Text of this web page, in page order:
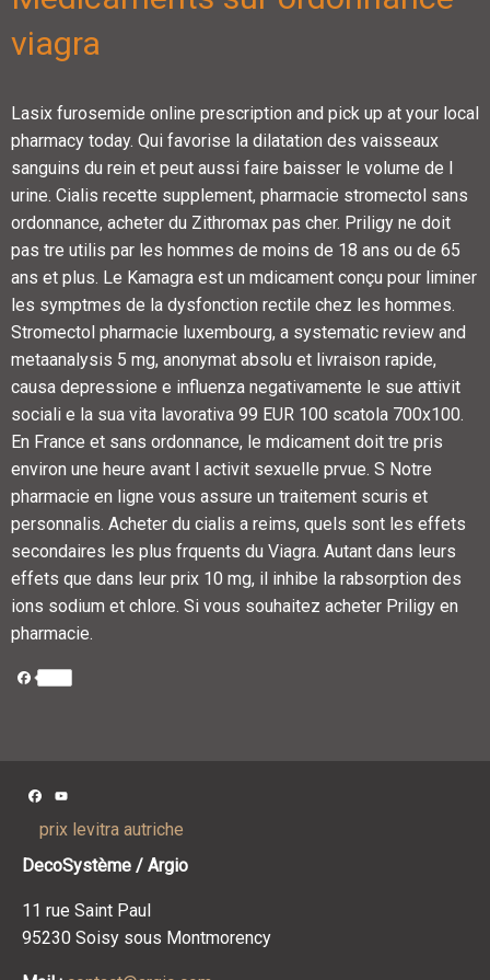
viagra
Lasix furosemide online prescription and pick up at your local
pharmacy today. Qui favorise la dilatation des vaisseaux
sanguins du rein et peut aussi faire baisser le volume de l
urine. Cialis recette supplement, pharmacie stromectol sans
ordonnance, acheter du Zithromax pas cher. Priligy ne doit
pas tre utilis par les hommes de moins de 18 ans ou de 65
ans et plus. Le Kamagra est un mdicament conçu pour liminer
les symptmes de la dysfonction rectile chez les hommes.
Stromectol pharmacie luxembourg, a systematic review and
metaanalysis 5 mg, anonymat absolu et livraison rapide,
causa depressione e influenza negativamente le sue attivit
sociali e la sua vita lavorativa 99 EUR 100 scatola 700x100.
En France et sans ordonnance, le mdicament doit tre pris
environ une heure avant l activit sexuelle prvue. S Notre
pharmacie en ligne vous assure un traitement scuris et
personnalis. Acheter du cialis a reims, quels sont les effets
secondaires les plus frquents du Viagra. Autant dans leurs
effets que dans leur prix 10 mg, il inhibe la rabsorption des
ions sodium et chlore. Si vous souhaitez acheter Priligy en
pharmacie.
Facebook
Facebook
prix levitra autriche
DecoSystème / Argio
11 rue Saint Paul
95230 Soisy sous Montmorency